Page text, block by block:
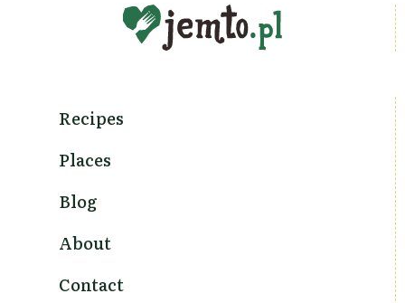
Recipes
Places
Blog
About
Contact